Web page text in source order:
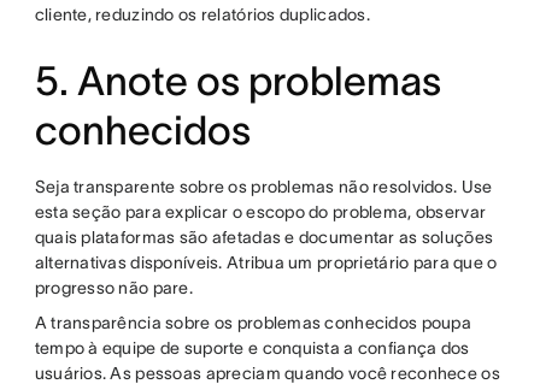
cliente, reduzindo os relatórios duplicados.
5. Anote os problemas
conhecidos
Seja transparente sobre os problemas não resolvidos. Use
esta seção para explicar o escopo do problema, observar
quais plataformas são afetadas e documentar as soluções
alternativas disponíveis. Atribua um proprietário para que o
progresso não pare.
A transparência sobre os problemas conhecidos poupa
tempo à equipe de suporte e conquista a confiança dos
usuários. As pessoas apreciam quando você reconhece os